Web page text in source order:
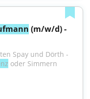
(m/w/d) -
Spay und Dörth -
oder Simmern